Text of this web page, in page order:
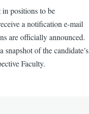
positions to be
a notification e-mail
are officially announced.
of the candidate’s
Faculty.